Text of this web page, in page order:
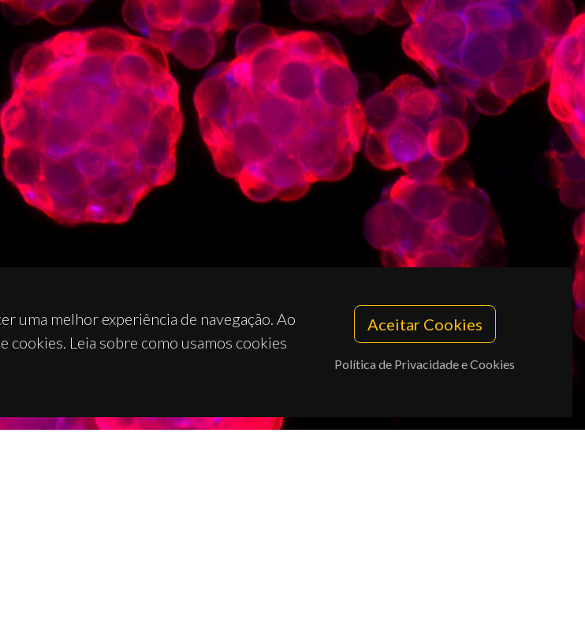
uma melhor experiência de navegação. Ao
cookies. Leia sobre como usamos cookies
Aceitar Cookies
Política de Privacidade e Cookies